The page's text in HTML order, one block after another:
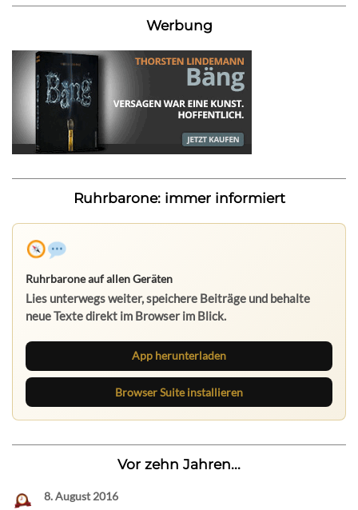
Werbung
Ruhrbarone: immer informiert
Ruhrbarone auf allen Geräten
Lies unterwegs weiter, speichere Beiträge und behalte
neue Texte direkt im Browser im Blick.
App herunterladen
Browser Suite installieren
Vor zehn Jahren...
8. August 2016